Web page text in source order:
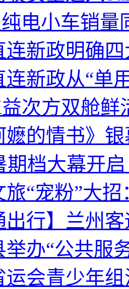
电小车销量
连新政明确
连新政从“单
次方双舱鲜
嬷的情书》
期档大幕开
旅“宠粉”大
出行】兰州
举办“公共服
运会青少年